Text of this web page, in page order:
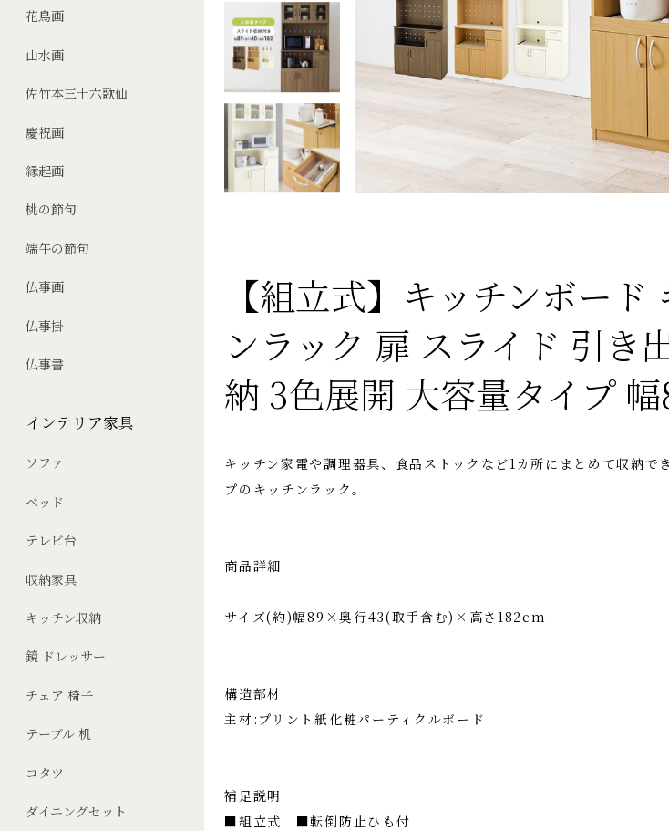
花鳥画
山水画
佐竹本三十六歌仙
慶祝画
縁起画
桃の節句
端午の節句
仏事画
仏事掛
仏事書
インテリア家具
ソファ
ベッド
テレビ台
収納家具
キッチン収納
鏡 ドレッサー
チェア 椅子
テーブル 机
コタツ
ダイニングセット
【組立式】キッチンボード
ンラック 扉 スライド 引き
納 3色展開 大容量タイプ
キッチン家電や調理器具、食品ストックなど1カ所にまとめて収納で
プのキッチンラック。
商品詳細
サイズ(約)幅89×奥行43(取手含む)×高さ182cm
構造部材
主材:プリント紙化粧パーティクルボード
補足説明
■組立式 ■転倒防止ひも付